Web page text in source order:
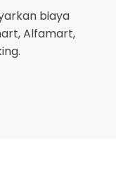
biaya
Alfamart,